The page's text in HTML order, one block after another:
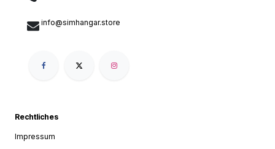
info@simhangar.store
Rechtliches
Impressum